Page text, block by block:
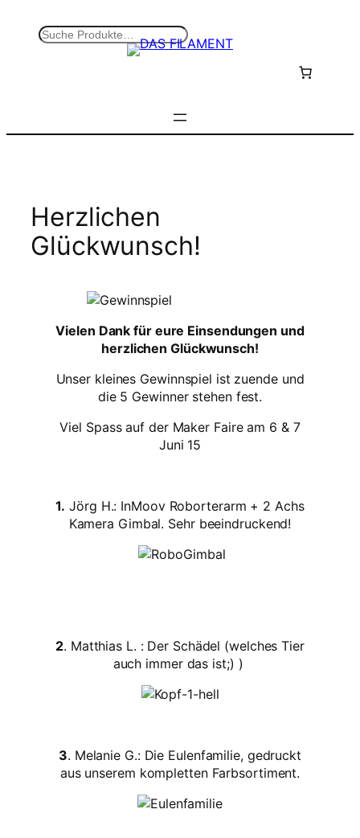
S
Herzlichen
Glückwunsch!
Vielen Dank für eure Einsendungen und
herzlichen Glückwunsch!
Unser kleines Gewinnspiel ist zuende und
die 5 Gewinner stehen fest.
Viel Spass auf der Maker Faire am 6 & 7
Juni 15
1. Jörg H.: InMoov Roborterarm + 2 Achs
Kamera Gimbal. Sehr beeindruckend!
2. Matthias L. : Der Schädel (welches Tier
auch immer das ist;) )
3. Melanie G.: Die Eulenfamilie, gedruckt
aus unserem kompletten Farbsortiment.